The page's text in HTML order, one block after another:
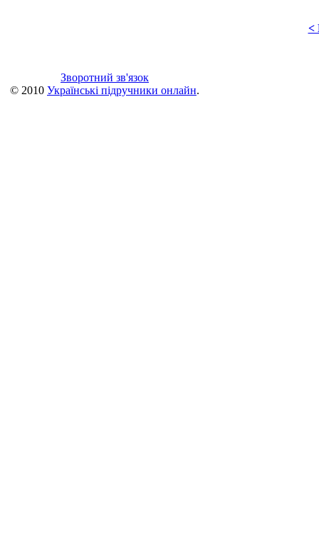
<
Зворотний зв'язок
© 2010 Українські підручники онлайн.